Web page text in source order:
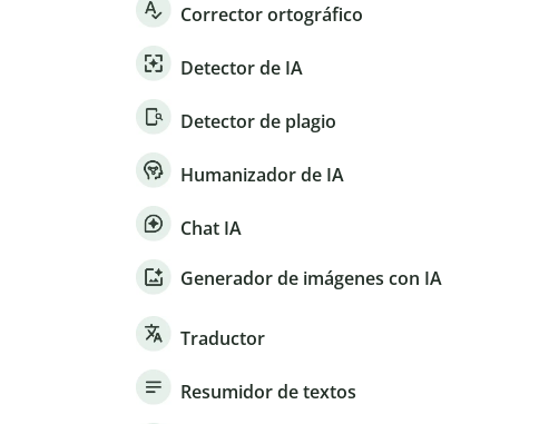
Corrector ortográfico
Detector de IA
Detector de plagio
Humanizador de IA
Chat IA
Generador de imágenes con IA
Traductor
Resumidor de textos